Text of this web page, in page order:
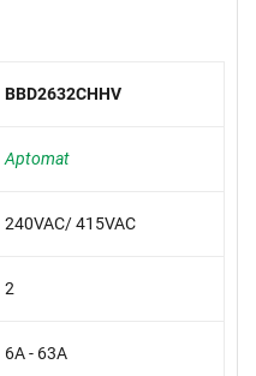
BBD2632CHHV
Aptomat
240VAC/ 415VAC
2
6A - 63A